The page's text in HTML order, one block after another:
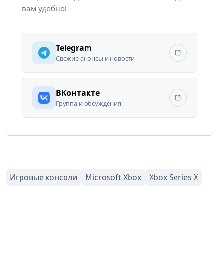
вам удобно!
Telegram
Свежие анонсы и новости
ВКонтакте
Группа и обсуждения